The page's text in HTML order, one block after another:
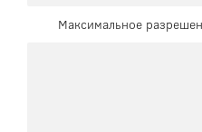
Максимальное